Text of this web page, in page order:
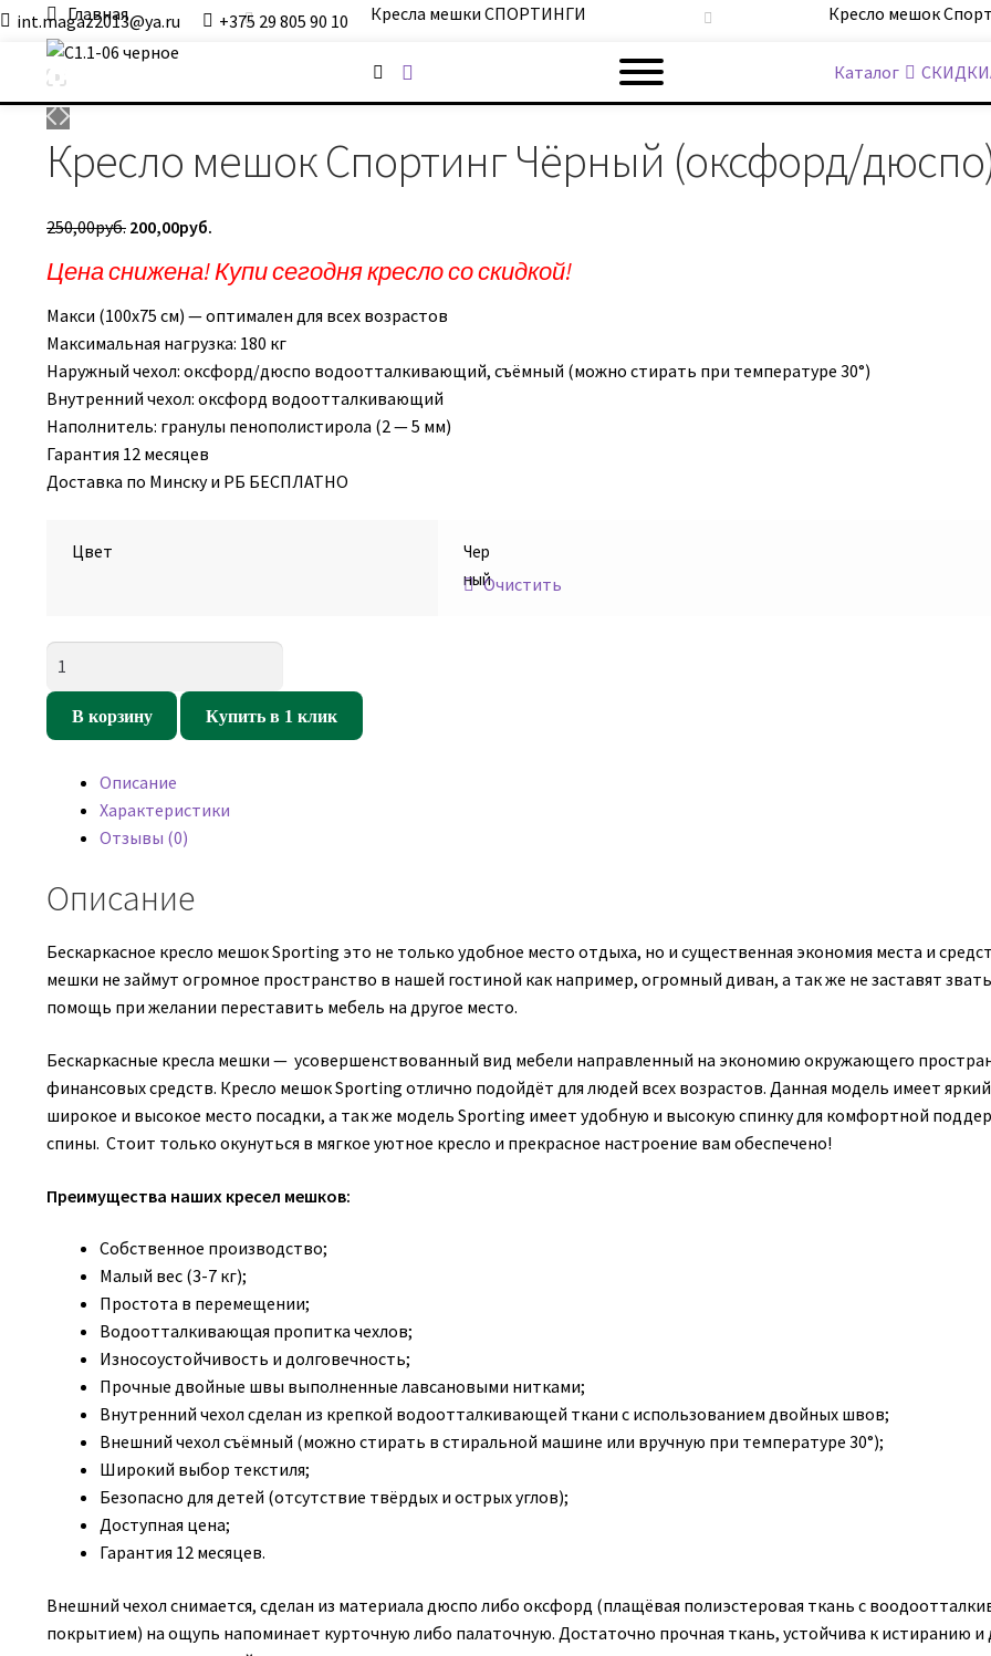
int.magaz2013@ya.ru +375 29 805 90 10
ДримБэг.бай Каталог СКИДКИ
Главная Кресла мешки СПОРТИНГИ Кресло мешок
Кресло мешок Спортинг Чёрный (оксфорд/
250,00руб. Первоначальная
составляла
250,00руб..
200,00руб.
200,00руб..
Цена снижена! Купи сегодня кресло со скидкой!
Макси (100х75 см) — оптимален для всех возрастов
Максимальная нагрузка: 180 кг
Наружный чехол: оксфорд/дюспо водоотталкивающий, съёмный (можно стирать при температуре 30°)
Внутренний чехол: оксфорд водоотталкивающий
Наполнитель: гранулы пенополистирола (2 — 5 мм)
Гарантия 12 месяцев
Доставка по Минску и РБ БЕСПЛАТНО
Цвет
Чер
ныйОчистить
Кресло
мешок
Чёрный
(оксфорд/
дюспо)
В корзину Купить в 1 клик
Описание
Характеристики
Отзывы (0)
Описание
Бескаркасное кресло мешок Sporting это не только удобное место отдыха, но и существенная экономия места и
мешки не займут огромное пространство в нашей гостиной как например, огромный диван, а так же не заставят
помощь при желании переставить мебель на другое место.
Бескаркасные кресла мешки — усовершенствованный вид мебели направленный на экономию окружающего
финансовых средств. Кресло мешок Sporting отлично подойдёт для людей всех возрастов. Данная модель имеет
широкое и высокое место посадки, а так же модель Sporting имеет удобную и высокую спинку для комфортной
спины. Стоит только окунуться в мягкое уютное кресло и прекрасное настроение вам обеспечено!
Преимущества наших кресел мешков:
Собственное производство;
Малый вес (3-7 кг);
Простота в перемещении;
Водоотталкивающая пропитка чехлов;
Износоустойчивость и долговечность;
Прочные двойные швы выполненные лавсановыми нитками;
Внутренний чехол сделан из крепкой водоотталкивающей ткани с использованием двойных швов;
Внешний чехол съёмный (можно стирать в стиральной машине или вручную при температуре 30°);
Широкий выбор текстиля;
Безопасно для детей (отсутствие твёрдых и острых углов);
Доступная цена;
Гарантия 12 месяцев.
Внешний чехол снимается, сделан из материала дюспо либо оксфорд (плащёвая полиэстеровая ткань с
покрытием) на ощупь напоминает курточную либо палаточную. Достаточно прочная ткань, устойчива к истиранию и